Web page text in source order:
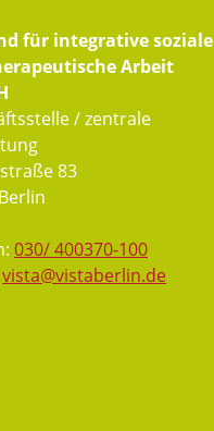
für integrative soziale
Arbeit
/ zentrale
83
030/ 400370-100
vista@vistaberlin.de